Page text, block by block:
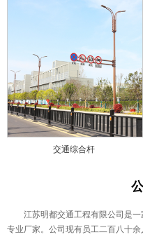
交通综合杆
江苏明都交通工程有限公司是一
专业厂家。公司现有员工二百八十